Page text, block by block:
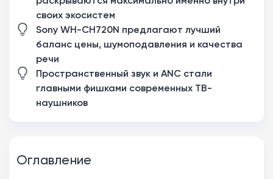
своих экосистем
Sony WH-CH720N предлагают лучший
баланс цены, шумоподавления и качества
речи
Пространственный звук и ANC стали
главными фишками современных ТВ-
наушников
Оглавление